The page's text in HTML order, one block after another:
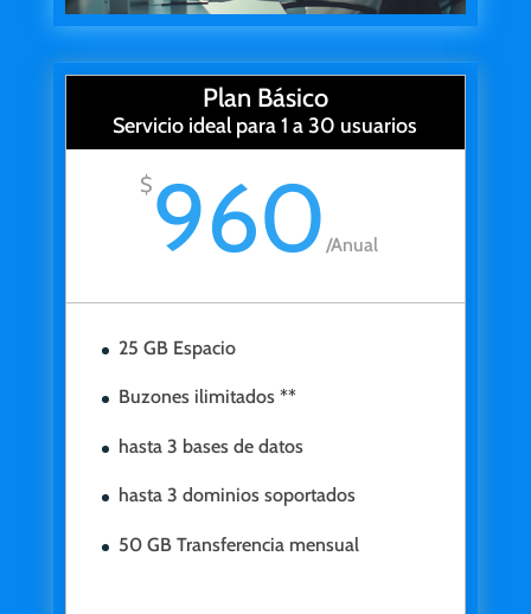
Plan Básico
Servicio ideal para 1 a 30 usuarios
$960 /Anual
25 GB Espacio
Buzones ilimitados **
hasta 3 bases de datos
hasta 3 dominios soportados
50 GB Transferencia mensual